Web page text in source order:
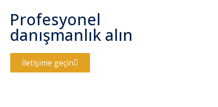
Profesyonel
danışmanlık alın
İletişime geçin